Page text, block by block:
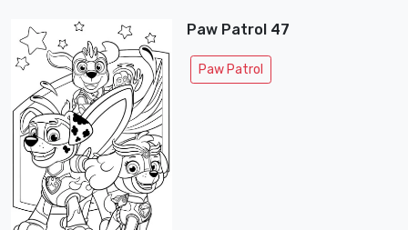
Paw Patrol 47
Paw Patrol